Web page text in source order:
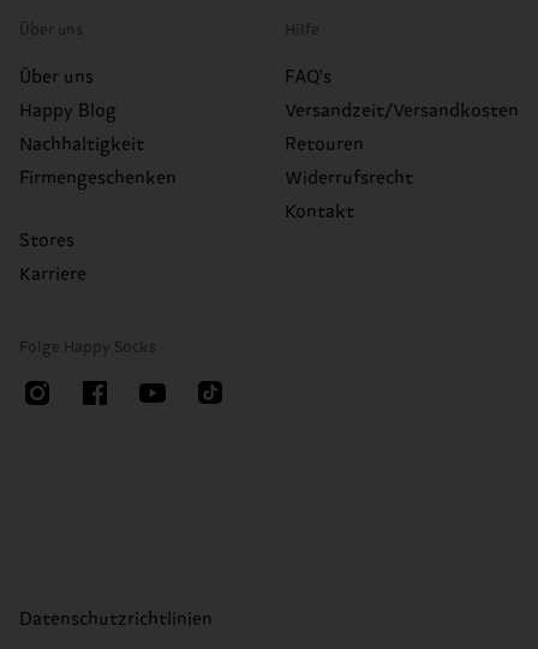
Über uns
Über uns
Happy Blog
Nachhaltigkeit
Firmengeschenken
Stores
Karriere
Hilfe
FAQ's
Versandzeit/Versandkosten
Retouren
Widerrufsrecht
Kontakt
Folge Happy Socks
Datenschutzrichtlinien